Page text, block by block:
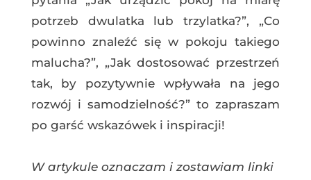
potrzeb dwulatka lub trzylatka?”, „Co
powinno znaleźć się w pokoju takiego
malucha?”, „Jak dostosować przestrzeń
tak, by pozytywnie wpływała na jego
rozwój i samodzielność?” to zapraszam
po garść wskazówek i inspiracji!
W artykule oznaczam i zostawiam linki